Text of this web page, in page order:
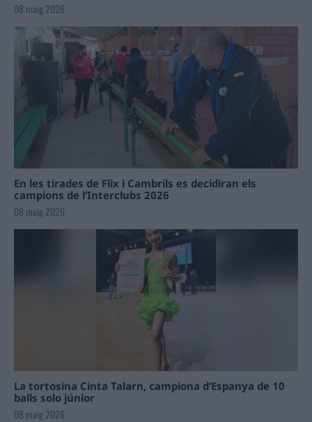
08 maig 2026
En les tirades de Flix i Cambrils es decidiran els
campions de l’Interclubs 2026
08 maig 2026
La tortosina Cinta Talarn, campiona d’Espanya de 10
balls solo júnior
08 maig 2026